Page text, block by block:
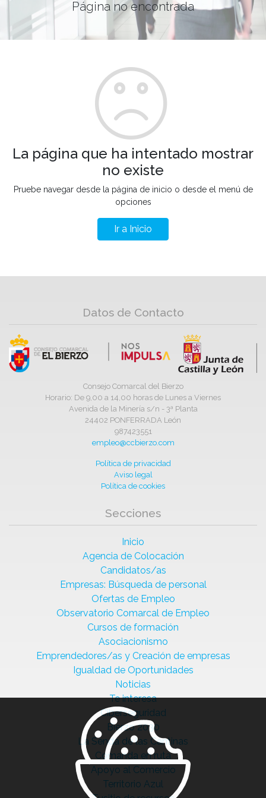
Página no encontrada
La página que ha intentado mostrar
no existe
Pruebe navegar desde la página de inicio o desde el menú de
opciones
Ir a Inicio
Datos de Contacto
Consejo Comarcal del Bierzo
Horario: De 9,00 a 14,00 horas de Lunes a Viernes
Avenida de la Minería s/n - 3ª Planta
24402 PONFERRADA León
987423551
empleo@ccbierzo.com
Política de privacidad
Aviso legal
Política de cookies
Secciones
Inicio
Agencia de Colocación
Candidatos/as
Empresas: Búsqueda de personal
Ofertas de Empleo
Observatorio Comarcal de Empleo
Cursos de formación
Asociacionismo
Emprendedores/as y Creación de empresas
Igualdad de Oportunidades
Noticias
Te interesa
Ciberseguridad
Bierzo 2030
La Senda de las Cantinas
Comanda en ruta
Apoyo al Comercio
Territorio Azul